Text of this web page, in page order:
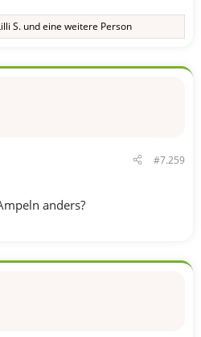
S. und eine weitere Person
#7.259
anders?